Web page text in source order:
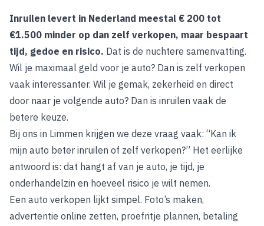
Inruilen levert in Nederland meestal € 200 tot
€1.500 minder op dan zelf verkopen, maar bespaart
tijd, gedoe en risico. Dat is de nuchtere samenvatting.
Wil je maximaal geld voor je auto? Dan is zelf verkopen
vaak interessanter. Wil je gemak, zekerheid en direct
door naar je volgende auto? Dan is inruilen vaak de
betere keuze.
Bij ons in Limmen krijgen we deze vraag vaak: “Kan ik
mijn auto beter inruilen of zelf verkopen?” Het eerlijke
antwoord is: dat hangt af van je auto, je tijd, je
onderhandelzin en hoeveel risico je wilt nemen.
Een auto verkopen lijkt simpel. Foto’s maken,
advertentie online zetten, proefritje plannen, betaling